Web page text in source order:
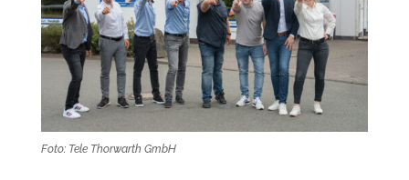
Foto: Tele Thorwarth GmbH